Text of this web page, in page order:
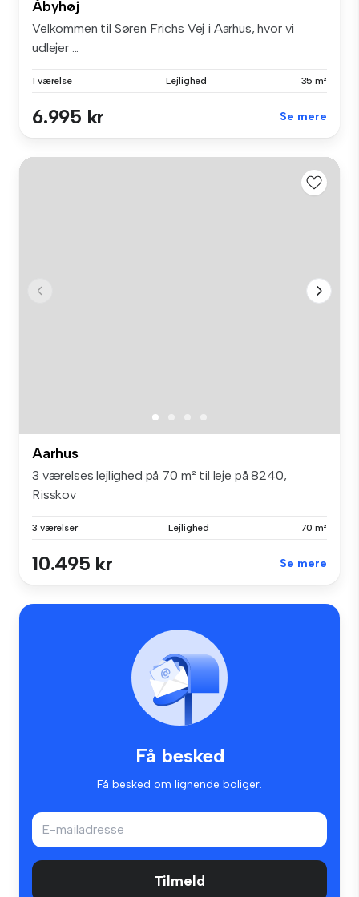
Åbyhøj
Velkommen til Søren Frichs Vej i Aarhus, hvor vi
udlejer ...
1 værelse Lejlighed 35 m²
6.995 kr Se mere
Aarhus
3 værelses lejlighed på 70 m² til leje på 8240,
Risskov
3 værelser Lejlighed 70 m²
10.495 kr Se mere
Få besked
Få besked om lignende boliger.
Tilmeld